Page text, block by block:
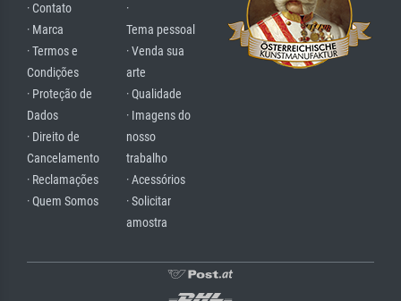
· Contato
· Marca
· Termos e
Condições
· Proteção de
Dados
· Direito de
Cancelamento
· Reclamações
· Quem Somos
·
Tema pessoal
· Venda sua
arte
· Qualidade
· Imagens do
nosso
trabalho
· Acessórios
· Solicitar
amostra